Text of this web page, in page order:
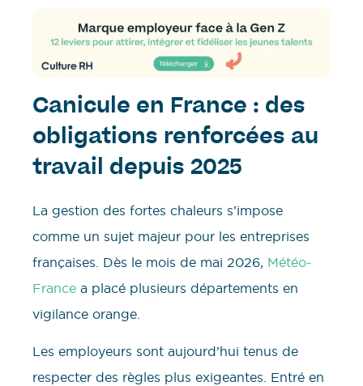
Canicule en France : des
obligations renforcées au
travail depuis 2025
La gestion des fortes chaleurs s’impose
comme un sujet majeur pour les entreprises
françaises. Dès le mois de mai 2026, Météo-
France a placé plusieurs départements en
vigilance orange.
Les employeurs sont aujourd’hui tenus de
respecter des règles plus exigeantes. Entré en